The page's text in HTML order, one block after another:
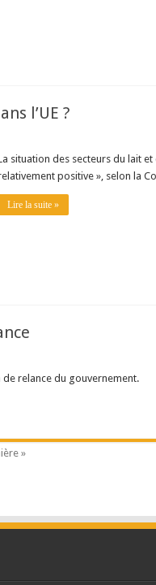
l’UE ?
situation des secteurs du lait
positive », selon la
Lire la suite »
relance du gouvernement.
»